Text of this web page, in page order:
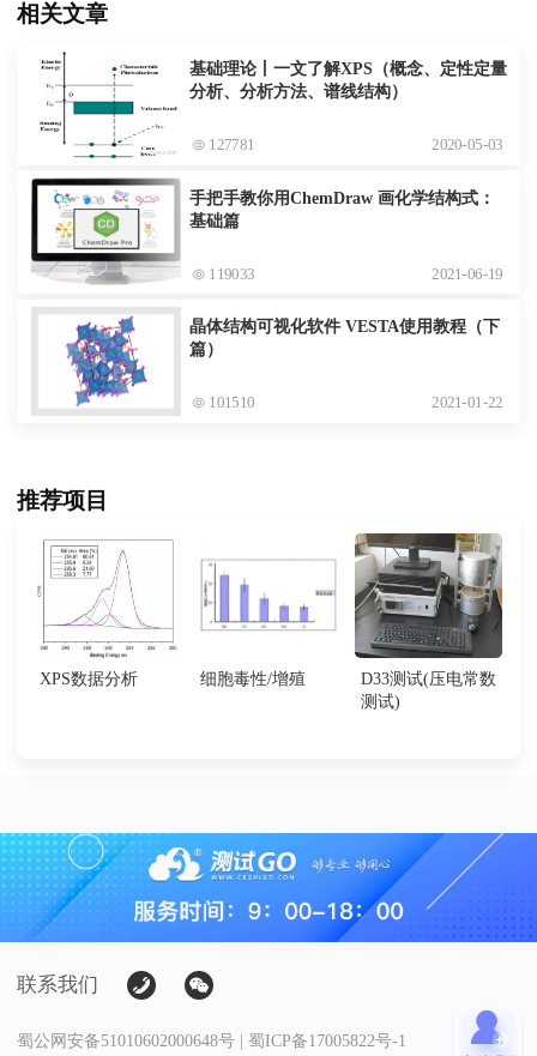
相关文章
基础理论丨一文了解XPS（概念、定性定量
分析、分析方法、谱线结构）
127781 2020-05-03
手把手教你用ChemDraw 画化学结构式：
基础篇
119033 2021-06-19
晶体结构可视化软件 VESTA使用教程（下
篇）
101510 2021-01-22
推荐项目
XPS数据分析 细胞毒性/增殖
D33测试(压电常数
测试)
联系我们
蜀公网安备51010602000648号 | 蜀ICP备17005822号-1